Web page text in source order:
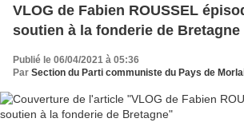
VLOG de Fabien ROUSSEL
soutien à la fonderie de Bretagne
Publié le 06/04/2021 à 05:36
Par Section du Parti communiste du Pays de